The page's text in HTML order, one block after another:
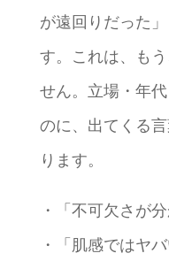
が遠回りだった
す。これは、も
せん。立場・年
のに、出てくる
ります。
・「不可欠さが分
・「肌感ではヤ